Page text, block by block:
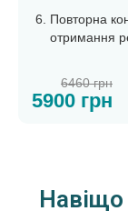
Повторна
отримання
6460 грн
5900 грн
Навіщо